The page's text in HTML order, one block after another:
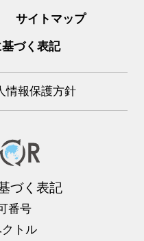
サイトマップ
づく表記
情報保護方針
づく表記
番号
トル